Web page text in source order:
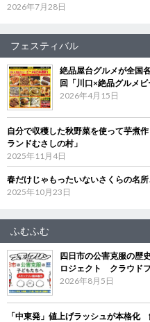
2026年7月28日
フェスティバル
絶品屋台グルメが全国
回「川口×絶品グルメ
2026年4月15日
自分で収穫した秋野菜を使って芋煮
ランドむさしの村」
2025年11月4日
春だけじゃもったいないさくらの名
2025年10月23日
ふむふむ
四日市の公害克服の歴
ロジェクト クラウド
2026年8月5日
「中東発」値上げラッシュが本格